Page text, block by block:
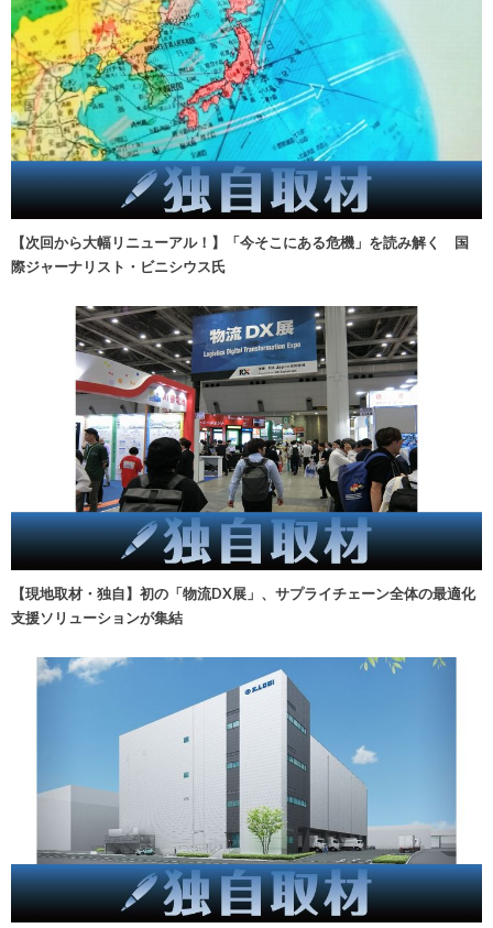
【次回から大幅リニューアル！】「今そこにある危機」を読み解く 国
際ジャーナリスト・ビニシウス氏
【現地取材・独自】初の「物流DX展」、サプライチェーン全体の最適化
支援ソリューションが集結